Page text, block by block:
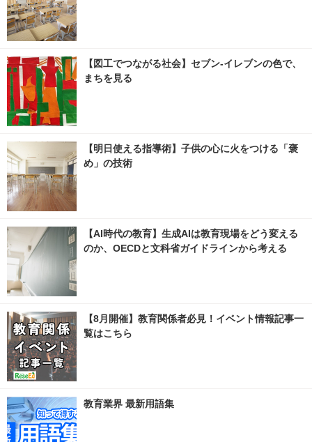
【図工でつながる社会】セブン‐イレブンの色で、
まちを見る
【明日使える指導術】子供の心に火をつける「褒
め」の技術
【AI時代の教育】生成AIは教育現場をどう変える
のか、OECDと文科省ガイドラインから考える
【8月開催】教育関係者必見！イベント情報記事一
覧はこちら
教育業界 最新用語集